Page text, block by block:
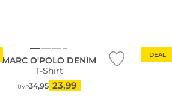
MARC O'POLO DENIM
T-Shirt
UVP34,95 23,99
DEAL